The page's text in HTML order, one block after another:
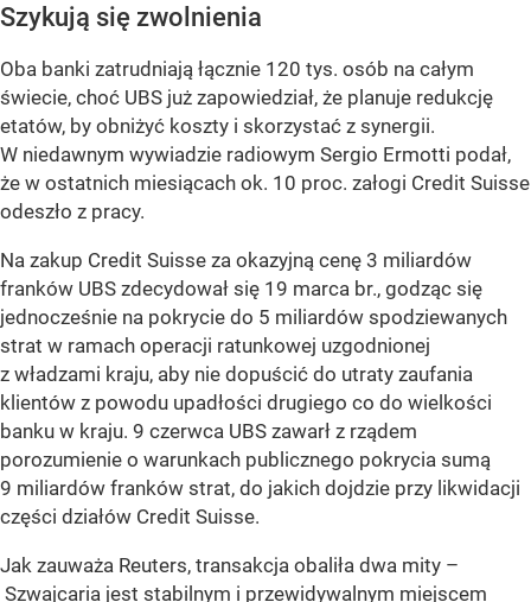
Szykują się zwolnienia
Oba banki zatrudniają łącznie 120 tys. osób na całym
świecie, choć UBS już zapowiedział, że planuje redukcję
etatów, by obniżyć koszty i skorzystać z synergii.
W niedawnym wywiadzie radiowym Sergio Ermotti podał,
że w ostatnich miesiącach ok. 10 proc. załogi Credit Suisse
odeszło z pracy.
Na zakup Credit Suisse za okazyjną cenę 3 miliardów
franków UBS zdecydował się 19 marca br., godząc się
jednocześnie na pokrycie do 5 miliardów spodziewanych
strat w ramach operacji ratunkowej uzgodnionej
z władzami kraju, aby nie dopuścić do utraty zaufania
klientów z powodu upadłości drugiego co do wielkości
banku w kraju. 9 czerwca UBS zawarł z rządem
porozumienie o warunkach publicznego pokrycia sumą
9 miliardów franków strat, do jakich dojdzie przy likwidacji
części działów Credit Suisse.
Jak zauważa Reuters, transakcja obaliła dwa mity –
Szwajcaria jest stabilnym i przewidywalnym miejscem